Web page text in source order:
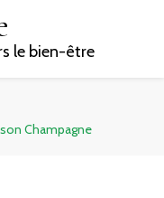
le bien-être
Champagne